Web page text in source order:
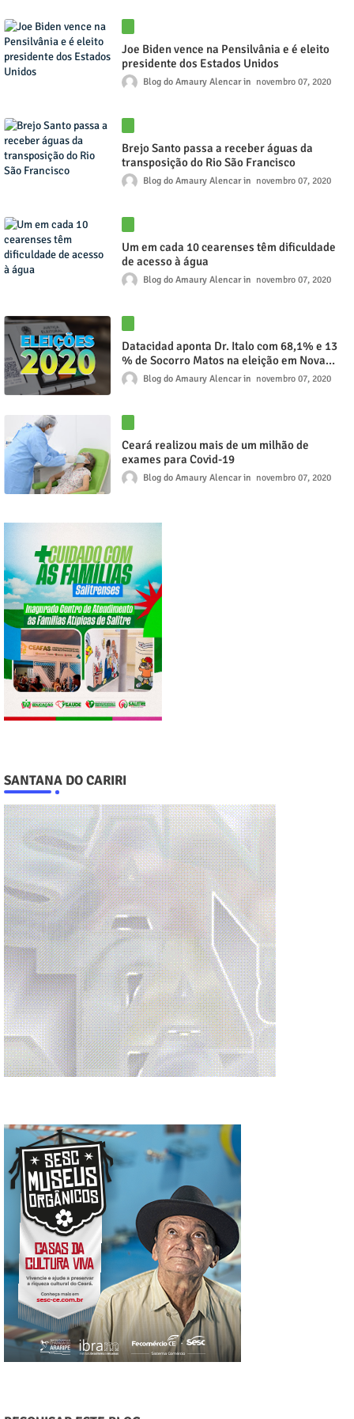
Joe Biden vence na Pensilvânia e é eleito
presidente dos Estados Unidos
Blog do Amaury Alencar novembro 07, 2020
Brejo Santo passa a receber águas da
transposição do Rio São Francisco
Blog do Amaury Alencar novembro 07, 2020
Um em cada 10 cearenses têm dificuldade
de acesso à água
Blog do Amaury Alencar novembro 07, 2020
Datacidad aponta Dr. Italo com 68,1% e 13
% de Socorro Matos na eleição em Nova
OlindaBlog do Amaury Alencar novembro 07, 2020
Ceará realizou mais de um milhão de
exames para Covid-19
Blog do Amaury Alencar novembro 07, 2020
SANTANA DO CARIRI